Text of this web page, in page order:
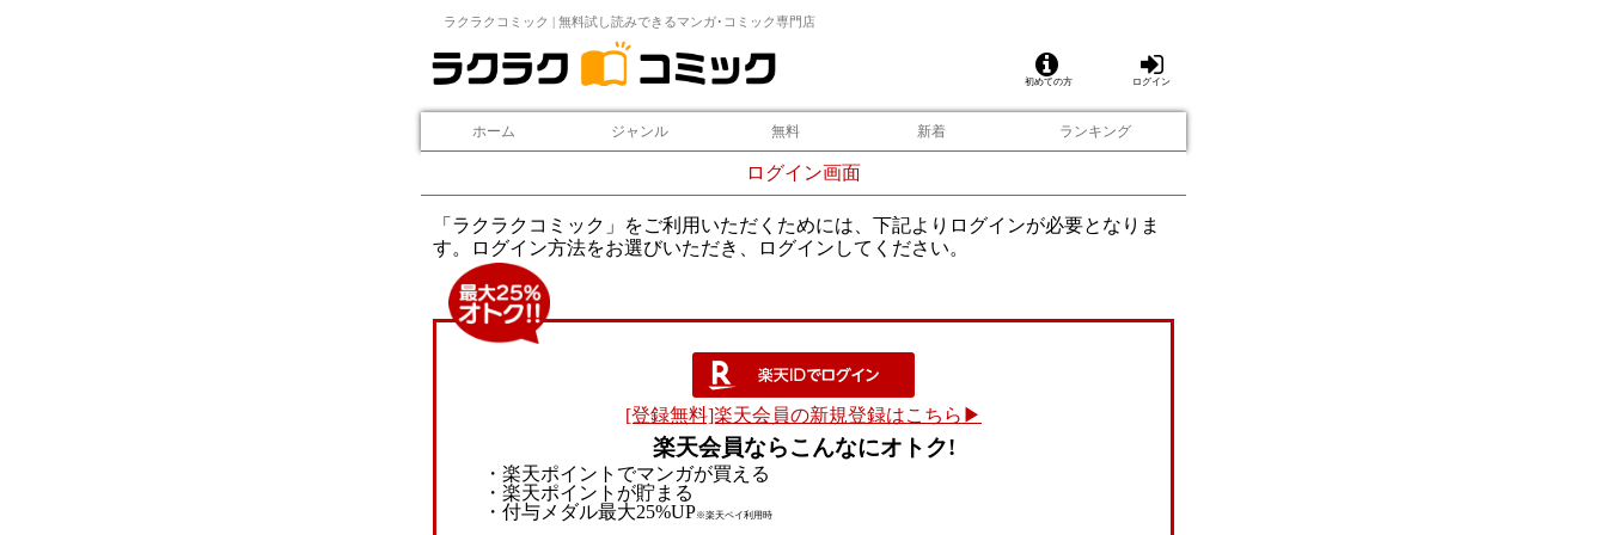
ラクラクコミック | 無料試し読みできるマンガ･コミック専門店
初めての方 ログイン
ホーム ジャンル 無料 新着 ランキング
ログイン画面
「ラクラクコミック」をご利用いただくためには、下記よりログインが必要となりま
す。ログイン方法をお選びいただき、ログインしてください。
[登録無料]楽天会員の新規登録はこちら▶
楽天会員ならこんなにオトク!
・楽天ポイントでマンガが買える
・楽天ポイントが貯まる
・付与メダル最大25%UP※楽天ペイ利用時